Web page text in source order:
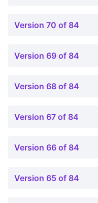
Version 70 of 84
Version 69 of 84
Version 68 of 84
Version 67 of 84
Version 66 of 84
Version 65 of 84